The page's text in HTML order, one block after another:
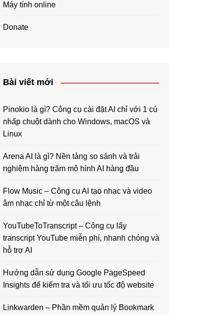
Máy tính online
Donate
Bài viết mới
Pinokio là gì? Công cụ cài đặt AI chỉ với 1 cú
nhấp chuột dành cho Windows, macOS và
Linux
Arena AI là gì? Nền tảng so sánh và trải
nghiệm hàng trăm mô hình AI hàng đầu
Flow Music – Công cụ AI tạo nhạc và video
âm nhạc chỉ từ một câu lệnh
YouTubeToTranscript – Công cụ lấy
transcript YouTube miễn phí, nhanh chóng và
hỗ trợ AI
Hướng dẫn sử dụng Google PageSpeed
Insights để kiểm tra và tối ưu tốc độ website
Linkwarden – Phần mềm quản lý Bookmark